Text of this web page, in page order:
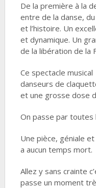
De la première à la
entre de la danse,
et l’histoire. Un
et dynamique. Un
de la libération de la
Ce spectacle
danseurs de
et une grosse dose
On passe par
Une pièce, géniale
a aucun temps mort.
Allez y sans crainte
passe un moment